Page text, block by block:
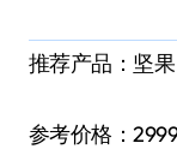
推荐产品：坚果
参考价格：